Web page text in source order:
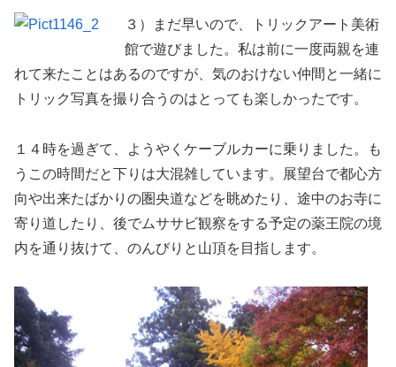
３）まだ早いので、トリックアート美術
館で遊びました。私は前に一度両親を連
れて来たことはあるのですが、気のおけない仲間と一緒に
トリック写真を撮り合うのはとっても楽しかったです。
１４時を過ぎて、ようやくケーブルカーに乗りました。も
うこの時間だと下りは大混雑しています。展望台で都心方
向や出来たばかりの圏央道などを眺めたり、途中のお寺に
寄り道したり、後でムササビ観察をする予定の薬王院の境
内を通り抜けて、のんびりと山頂を目指します。